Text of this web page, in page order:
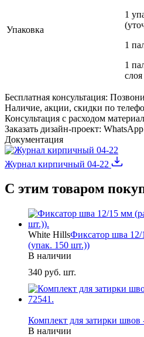
Упаковка
1
1
1
Бесплатная консультация:
Наличие, акции, скидки по
Консультация с расходом
Заказать дизайн-проект: WhatsApp
Документация
Журнал кирпичный 04-22
С этим товаром
White HillsФиксатор шва 12/
(упак. 150 шт.))
В наличии
340 руб. шт.
Комплект для затирки
В наличии